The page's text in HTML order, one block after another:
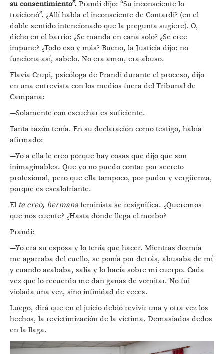
su consentimiento”. Prandi dijo: “Su inconsciente lo
traicionó”. ¿Allí habla el inconsciente de Contardi? (en el
doble sentido intencionado que la pregunta sugiere). O,
dicho en el barrio: ¿Se manda en cana solo? ¿Se cree
impune? ¿Todo eso y más? Bueno, la Justicia dijo: no
funciona así, sabelo. No era amor, era abuso.
Flavia Crupi, psicóloga de Prandi durante el proceso, dijo
en una entrevista con los medios fuera del Tribunal de
Campana:
—Solamente con escuchar es suficiente.
Tanta razón tenía. En su declaración como testigo, había
afirmado:
—Yo a ella le creo porque hay cosas que dijo que son
inimaginables. Que yo no puedo contar por secreto
profesional, pero que ella tampoco, por pudor y vergüenza,
porque es escalofriante.
El te creo, hermana feminista se resignifica. ¿Queremos
que nos cuente? ¿Hasta dónde llega el morbo?
Prandi:
—Yo era su esposa y lo tenía que hacer. Mientras dormía
me agarraba del cuello, se ponía por detrás, abusaba de mí
y cuando acababa, salía y lo hacía sobre mi cuerpo. Cada
vez que lo recuerdo me dan ganas de vomitar. No fui
violada una vez, sino infinidad de veces.
Luego, dirá que en el juicio debió revivir una y otra vez los
hechos, la revictimización de la víctima. Demasiados dedos
en la llaga.